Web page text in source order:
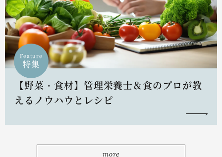
Feature
特集
【野菜・食材】管理栄養士＆食のプロが教
えるノウハウとレシピ